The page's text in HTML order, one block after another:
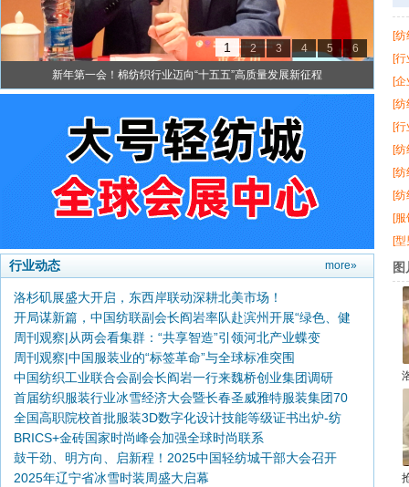
新年第一会！棉纺织行业迈向“十五五”高质量发展新征程
1 2 3 4 5 6
more»
行业动态
洛杉矶展盛大开启，东西岸联动深耕北美市场！
开局谋新篇，中国纺联副会长阎岩率队赴滨州开展“绿色、健
康”专题调研
周刊观察|从两会看集群：“共享智造”引领河北产业蝶变
周刊观察|中国服装业的“标签革命”与全球标准突围
中国纺织工业联合会副会长阎岩一行来魏桥创业集团调研
首届纺织服装行业冰雪经济大会暨长春圣威雅特服装集团70
周年庆祝大会圆满举行
全国高职院校首批服装3D数字化设计技能等级证书出炉-纺
织服装周刊
BRICS+金砖国家时尚峰会加强全球时尚联系
鼓干劲、明方向、启新程！2025中国轻纺城干部大会召开
2025年辽宁省冰雪时装周盛大启幕
[
创
[
续
[
商
[
焦
[
办
[
时
[
明
品
[
动
[
周
[
研
季